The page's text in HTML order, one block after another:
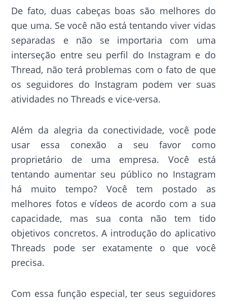
De fato, duas cabeças boas são melhores do
que uma. Se você não está tentando viver vidas
separadas e não se importaria com uma
interseção entre seu perfil do Instagram e do
Thread, não terá problemas com o fato de que
os seguidores do Instagram podem ver suas
atividades no Threads e vice-versa.
Além da alegria da conectividade, você pode
usar essa conexão a seu favor como
proprietário de uma empresa. Você está
tentando aumentar seu público no Instagram
há muito tempo? Você tem postado as
melhores fotos e vídeos de acordo com a sua
capacidade, mas sua conta não tem tido
objetivos concretos. A introdução do aplicativo
Threads pode ser exatamente o que você
precisa.
Com essa função especial, ter seus seguidores